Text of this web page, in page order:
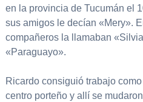
en la provincia de Tucumán el
sus amigos le decían «Mery».
compañeros la llamaban
«Paraguayo».
Ricardo consiguió trabajo
centro porteño y allí se